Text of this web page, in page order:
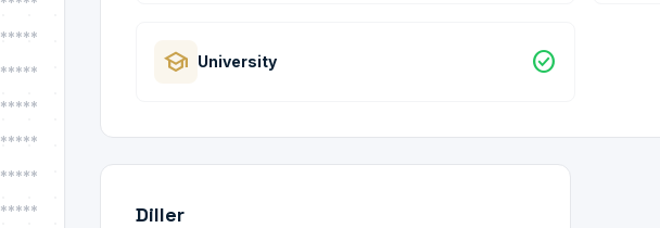
*****
*****
*****
*****
*****
*****
school University check_circle
Diller